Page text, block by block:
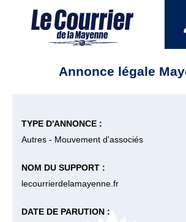
Annonce légale
TYPE D'ANNONCE :
Autres - Mouvement d'associés
NOM DU SUPPORT :
lecourrierdelamayenne.fr
DATE DE PARUTION :